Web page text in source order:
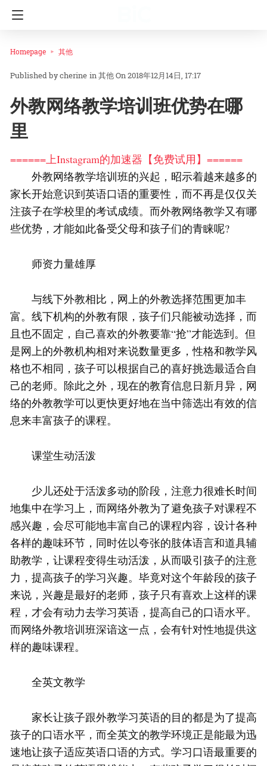
Homepage 其他
cherine in其他On 2018年12月14日, 17:17
外教网络教学培训班优势在哪
里
======上Instagram的加速器【免费试用】======
外教网络教学培训班的兴起，昭示着越来越多的
家长开始意识到英语口语的重要性，而不再是仅仅关
注孩子在学校里的考试成绩。而外教网络教学又有哪
些优势，才能如此备受父母和孩子们的青睐呢?
师资力量雄厚
与线下外教相比，网上的外教选择范围更加丰
富。线下机构的外教有限，孩子们只能被动选择，而
且也不固定，自己喜欢的外教要靠“抢”才能选到。但
是网上的外教机构相对来说数量更多，性格和教学风
格也不相同，孩子可以根据自己的喜好挑选最适合自
己的老师。除此之外，现在的教育信息日新月异，网
络的外教教学可以更快更好地在当中筛选出有效的信
息来丰富孩子的课程。
课堂生动活泼
少儿还处于活泼多动的阶段，注意力很难长时间
地集中在学习上，而网络外教为了避免孩子对课程不
感兴趣，会尽可能地丰富自己的课程内容，设计各种
各样的趣味环节，同时佐以夸张的肢体语言和道具辅
助教学，让课程变得生动活泼，从而吸引孩子的注意
力，提高孩子的学习兴趣。毕竟对这个年龄段的孩子
来说，兴趣是最好的老师，孩子只有喜欢上这样的课
程，才会有动力去学习英语，提高自己的口语水平。
而网络外教培训班深谙这一点，会有针对性地提供这
样的趣味课程。
全英文教学
家长让孩子跟外教学习英语的目的都是为了提高
孩子的口语水平，而全英文的教学环境正是能最为迅
速地让孩子适应英语口语的方式。学习口语最重要的